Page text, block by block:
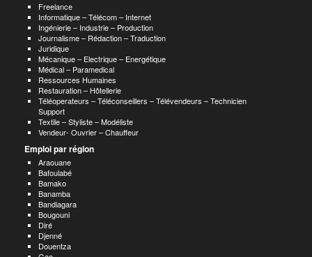
Freelance
Informatique – Télécom – Internet
Ingénierie – Industrie – Production
Journalisme – Rédaction – Traduction
Juridique
Mécanique – Electrique – Energétique
Médical – Paramedical
Ressources Humaines
Restauration – Hôtellerie
Téléoperateurs – Téléconseillers – Télévendeurs – Technicien
Support
Textile – Styliste – Modéliste
Vendeur- Ouvrier – Chauffeur
Emploi par région
Araouane
Bafoulabé
Bamako
Banamba
Bandiagara
Bougouni
Diré
Djenné
Douentza